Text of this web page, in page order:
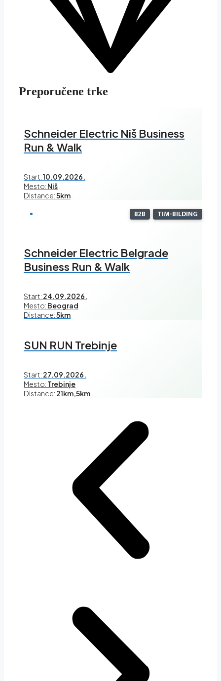
Preporučene trke
Schneider Electric Niš Business
Run & Walk
Start:10.09.2026.
Mesto: Niš
Distance:5km
B2B TIM-BILDING
Schneider Electric Belgrade
Business Run & Walk
Start: 24.09.2026.
Mesto: Beograd
Distance:5km
SUN RUN Trebinje
Start: 27.09.2026.
Mesto: Trebinje
Distance: 21km,5km